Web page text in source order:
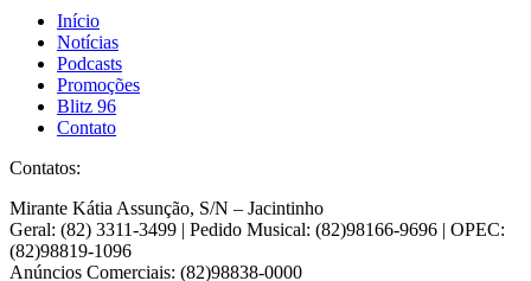
Início
Notícias
Podcasts
Promoções
Blitz 96
Contato
Contatos:
Mirante Kátia Assunção, S/N – Jacintinho
Geral: (82) 3311-3499 | Pedido Musical: (82)98166-9696 | OPEC:
(82)98819-1096
Anúncios Comerciais: (82)98838-0000